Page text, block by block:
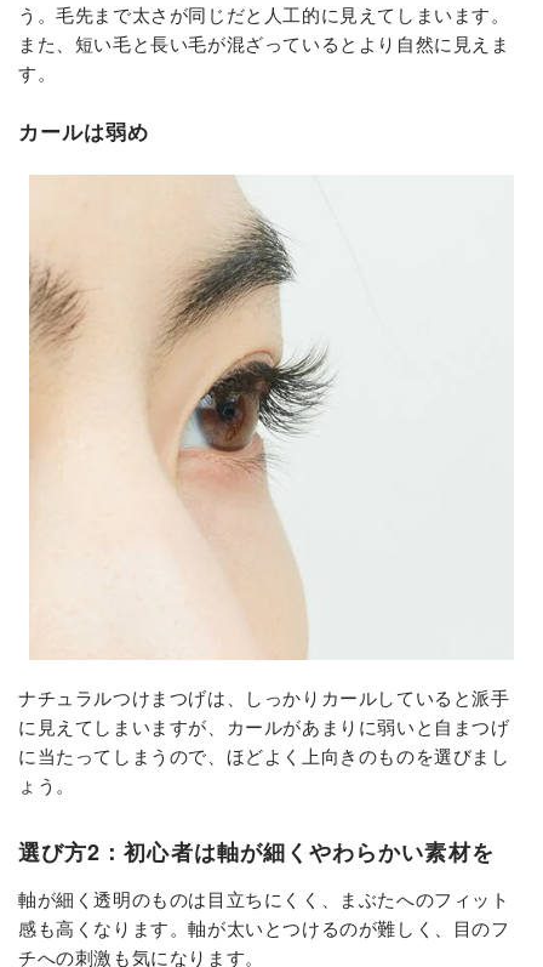
う。毛先まで太さが同じだと人工的に見えてしまいます。
また、短い毛と長い毛が混ざっているとより自然に見えま
す。
カールは弱め
ナチュラルつけまつげは、しっかりカールしていると派手
に見えてしまいますが、カールがあまりに弱いと自まつげ
に当たってしまうので、ほどよく上向きのものを選びまし
ょう。
選び方2：初心者は軸が細くやわらかい素材を
軸が細く透明のものは目立ちにくく、まぶたへのフィット
感も高くなります。軸が太いとつけるのが難しく、目のフ
チへの刺激も気になります。